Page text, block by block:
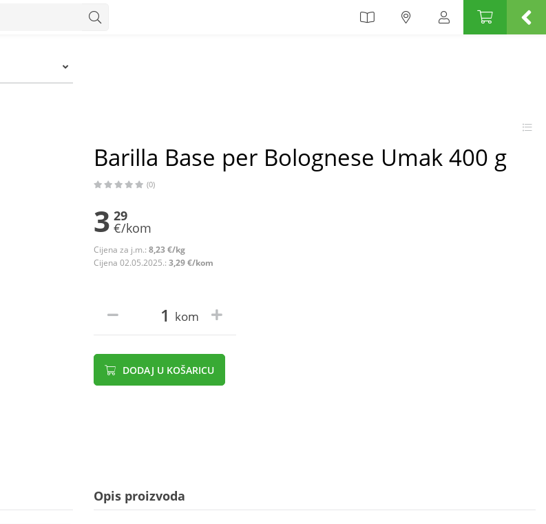
Barilla Base per Bolognese Umak 400 g
(0)
3 29
€/kom
Cijena za j.m.: 8,23 €/kg
Cijena 02.05.2025.: 3,29 €/kom
kom
DODAJ U KOŠARICU
Opis proizvoda